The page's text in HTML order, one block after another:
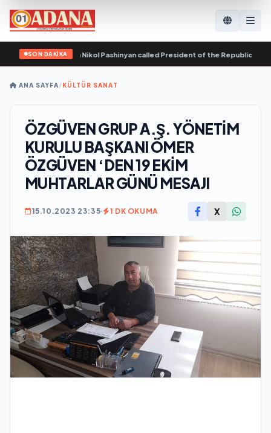
SON DAKİKA
of Armenia Nikol Pashinyan called President of the Republic of
ANA SAYFA/KÜLTÜR SANAT
ÖZGÜVEN GRUP A.Ş. YÖNETİM
KURULU BAŞKANI ÖMER
ÖZGÜVEN ‘DEN 19 EKİM
MUHTARLAR GÜNÜ MESAJI
15.10.2023 23:35 1 DK OKUMA X